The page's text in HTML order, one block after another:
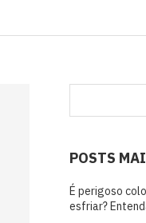
POSTS
É perigoso
esfriar?